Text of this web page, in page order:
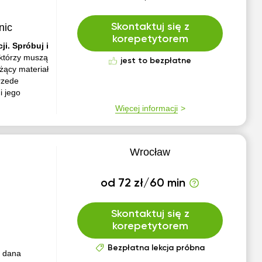
Spróbuj i
muszą
materiał
jego
Skontaktuj się z
korepetytorem
jest to bezpłatne
Więcej informacji
dana
Wrocław
od 72 zł/60 min
Skontaktuj się z
korepetytorem
Bezpłatna lekcja próbna